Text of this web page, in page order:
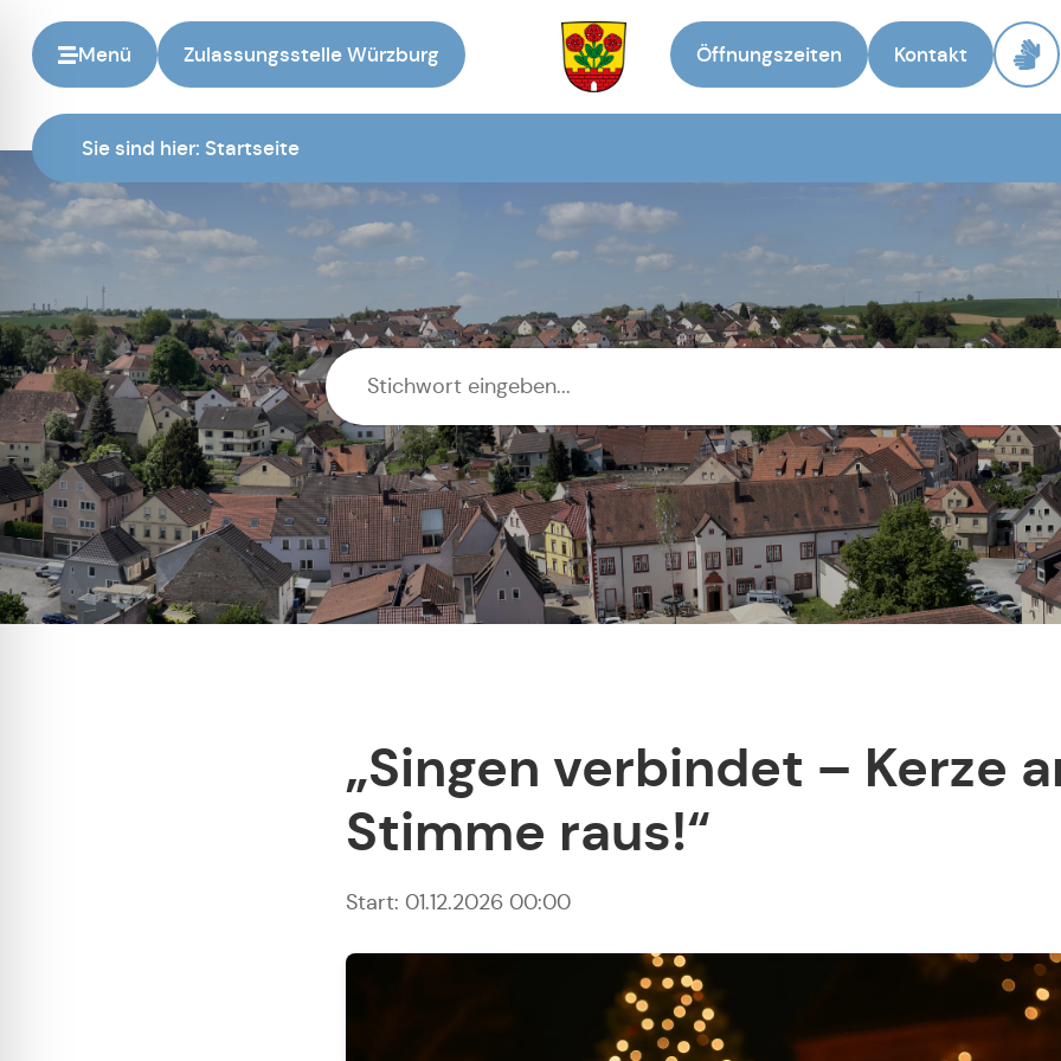
Menü Zulassungsstelle Würzburg
Zur Startseite
Öffnungszeiten Kontakt
Sie sind hier: Startseite
„Singen verbindet – Kerze
Stimme raus!“
Start: 01.12.2026 00:00